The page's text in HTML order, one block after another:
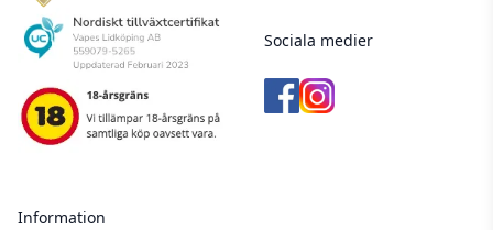
Information
Sociala medier